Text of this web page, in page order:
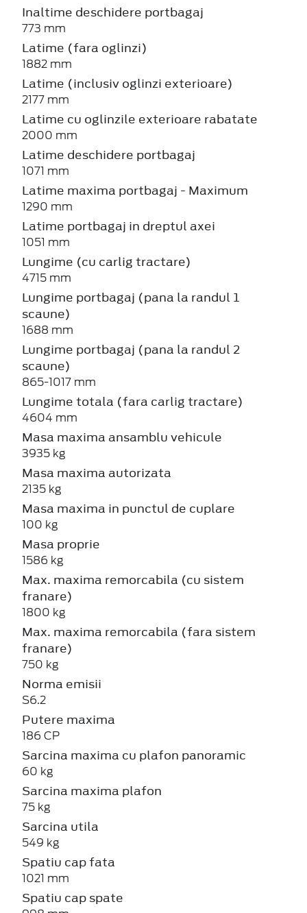
Inaltime deschidere portbagaj
773 mm
Latime (fara oglinzi)
1882 mm
Latime (inclusiv oglinzi exterioare)
2177 mm
Latime cu oglinzile exterioare rabatate
2000 mm
Latime deschidere portbagaj
1071 mm
Latime maxima portbagaj - Maximum
1290 mm
Latime portbagaj in dreptul axei
1051 mm
Lungime (cu carlig tractare)
4715 mm
Lungime portbagaj (pana la randul 1
scaune)
1688 mm
Lungime portbagaj (pana la randul 2
scaune)
865-1017 mm
Lungime totala (fara carlig tractare)
4604 mm
Masa maxima ansamblu vehicule
3935 kg
Masa maxima autorizata
2135 kg
Masa maxima in punctul de cuplare
100 kg
Masa proprie
1586 kg
Max. maxima remorcabila (cu sistem
franare)
1800 kg
Max. maxima remorcabila (fara sistem
franare)
750 kg
Norma emisii
S6.2
Putere maxima
186 CP
Sarcina maxima cu plafon panoramic
60 kg
Sarcina maxima plafon
75 kg
Sarcina utila
549 kg
Spatiu cap fata
1021 mm
Spatiu cap spate